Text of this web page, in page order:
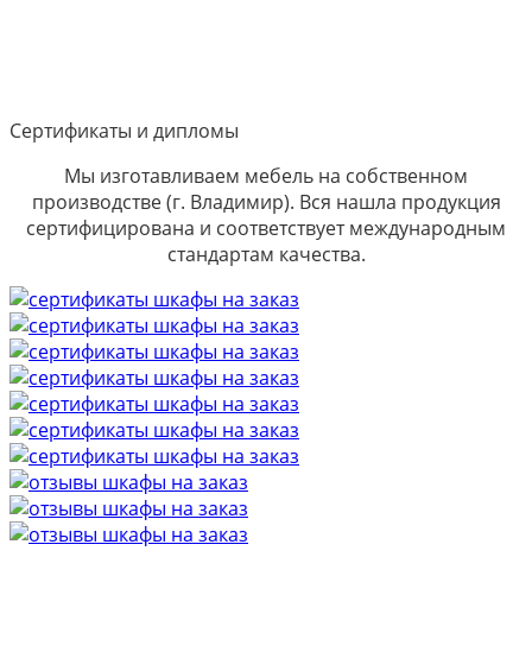
Сертификаты и дипломы
Мы изготавливаем мебель на собственном
производстве (г. Владимир). Вся нашла продукция
сертифицирована и соответствует международным
стандартам качества.